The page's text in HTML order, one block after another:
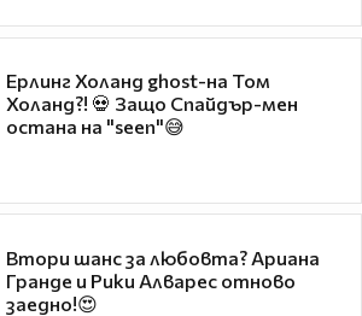
Ерлинг Холанд ghost-на Том
Холанд?! 💀 Защо Спайдър-мен
остана на "seen"😅
Втори шанс за любовта? Ариана
Гранде и Рики Алварес отново
заедно!😍